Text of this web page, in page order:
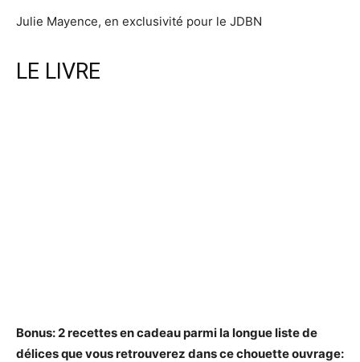
Julie Mayence, en exclusivité pour le JDBN
LE LIVRE
Bonus: 2 recettes en cadeau parmi la longue liste de
délices que vous retrouverez dans ce chouette ouvrage: